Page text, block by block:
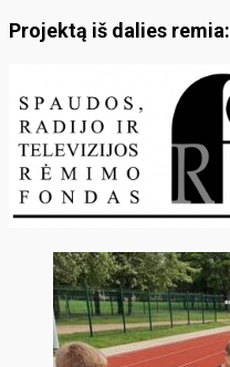
Projektą iš dalies remia: